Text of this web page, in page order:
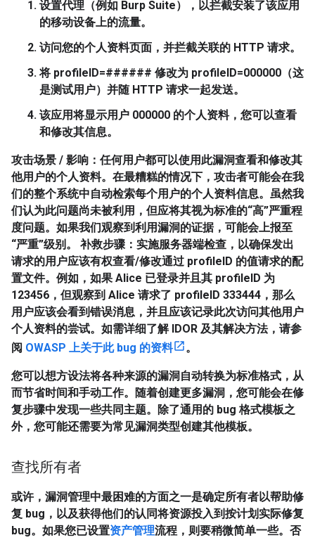
设置代理（例如 Burp Suite），以拦截安装了该应用
的移动设备上的流量。
访问您的个人资料页面，并拦截关联的 HTTP 请求。
将 profileID=###### 修改为 profileID=000000 （这
是测试用户）并随 HTTP 请求一起发送。
该应用将显示用户 000000 的个人资料，您可以查看
和修改其信息。
攻击场景 / 影响 ：任何用户都可以使用此漏洞查看和修改其
他用户的个人资料。在最糟糕的情况下，攻击者可能会在我
们的整个系统中自动检索每个用户的个人资料信息。虽然我
们认为此问题尚未被利用，但应将其视为标准的“高”严重程
度问题。如果我们观察到利用漏洞的证据，可能会上报至
“严重”级别。 补救步骤：实施服务器端检查，以确保发出
请求的用户应该有权查看/修改通过 profileID 的值请求的配
置文件。例如，如果 Alice 已登录并且其 profileID 为
123456，但观察到 Alice 请求了 profileID 333444，那么
用户应该会看到错误消息，并且应该记录此次访问其他用户
个人资料的尝试。如需详细了解 IDOR 及其解决方法，请参
阅 OWASP 上关于此 bug 的资料 。
您可以想方设法将各种来源的漏洞自动转换为标准格式，从
而节省时间和手动工作。随着创建更多漏洞，您可能会在修
复步骤中发现一些共同主题。除了通用的 bug 格式模板之
外，您可能还需要为常见漏洞类型创建其他模板。
查找所有者
或许，漏洞管理中最困难的方面之一是确定所有者以帮助修
复 bug，以及获得他们的认同将资源投入到按计划实际修复
bug。如果您已设置资产管理流程，则要稍微简单一些。否